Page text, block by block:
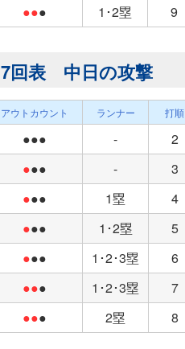
●●● 1･2塁 9
7回表 中日の攻撃
アウトカウント ランナー 打順
●●● - 2
●●● - 3
●●● 1塁 4
●●● 1･2塁 5
●●● 1･2･3塁 6
●●● 1･2･3塁 7
●●● 2塁 8